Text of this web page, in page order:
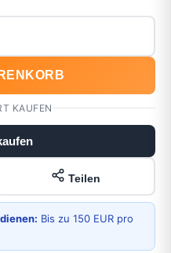
KAUFEN
Teilen
Bis zu 150 EUR pro